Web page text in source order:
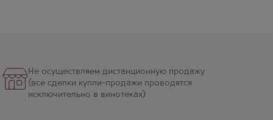
Не осуществляем дистанционную продажу
(все сделки купли-продажи проводятся
исключительно в винотеках)